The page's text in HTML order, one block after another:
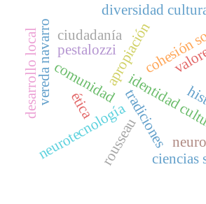
identidad
apropiación
comunidad
vereda navarro
tradiciones
cohesión
desarrollo local
ciencias
diversidad
neurotecnología
rousseau
pestalozzi
ética
ciudadanía